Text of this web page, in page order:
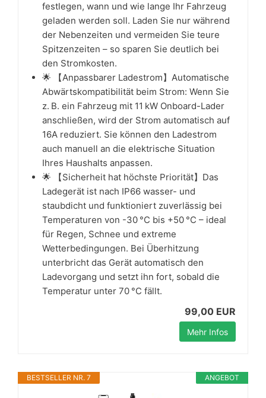
festlegen, wann und wie lange Ihr Fahrzeug
geladen werden soll. Laden Sie nur während
der Nebenzeiten und vermeiden Sie teure
Spitzenzeiten – so sparen Sie deutlich bei
den Stromkosten.
🌟 【Anpassbarer Ladestrom】Automatische
Abwärtskompatibilität beim Strom: Wenn Sie
z. B. ein Fahrzeug mit 11 kW Onboard-Lader
anschließen, wird der Strom automatisch auf
16A reduziert. Sie können den Ladestrom
auch manuell an die elektrische Situation
Ihres Haushalts anpassen.
🌟 【Sicherheit hat höchste Priorität】Das
Ladegerät ist nach IP66 wasser- und
staubdicht und funktioniert zuverlässig bei
Temperaturen von -30 °C bis +50 °C – ideal
für Regen, Schnee und extreme
Wetterbedingungen. Bei Überhitzung
unterbricht das Gerät automatisch den
Ladevorgang und setzt ihn fort, sobald die
Temperatur unter 70 °C fällt.
99,00 EUR
Mehr Infos
ANGEBOT
BESTSELLER NR. 7